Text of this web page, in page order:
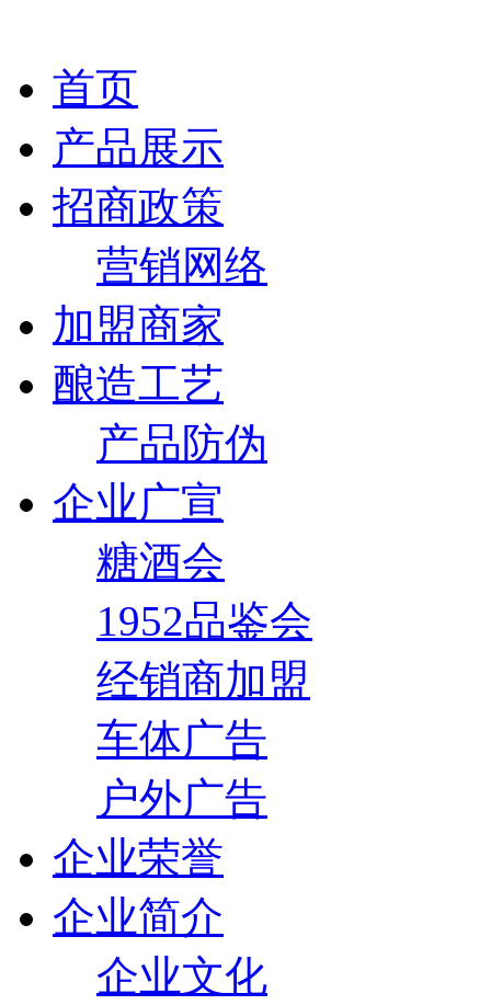
首页
产品展示
招商政策
营销网络
加盟商家
酿造工艺
产品防伪
企业广宣
糖酒会
1952品鉴会
经销商加盟
车体广告
户外广告
企业荣誉
企业简介
企业文化